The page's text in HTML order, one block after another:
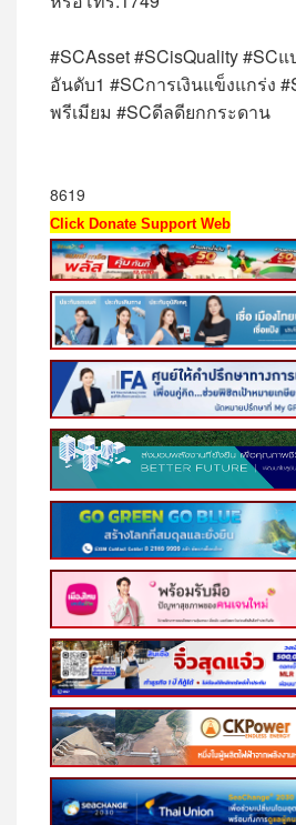
#SCAsset #SCisQuality #SC
อันดับ1 #SCการเงินแข็งแกร่ง
พรีเมียม #SCดีลดียกกระดาน
8619
Click Donate Support Web